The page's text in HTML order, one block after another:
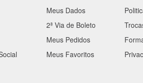
Meus Dados
2ª Via de Boleto
Meus Pedidos
Meus Favoritos